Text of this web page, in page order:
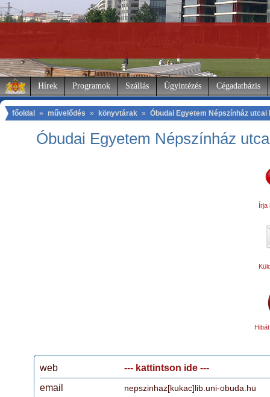
Hírek Programok Szállás Ügyintézés Cégadatbázis
főoldal » művelődés » könyvtárak » Óbudai Egyetem Népszínház
Óbudai Egyetem Népszínház
Írja
web
--- kattintson ide ---
email
nepszinhaz[kukac]lib.uni-obuda.hu